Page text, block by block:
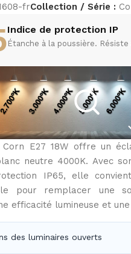
frCollection / Série :
Indice de protection IP
Étanche à la poussière.
Corn E27 18W offre un
neutre 4000K. Avec
IP65, elle
pour remplacer une
efficacité lumineuse et
des luminaires ouverts